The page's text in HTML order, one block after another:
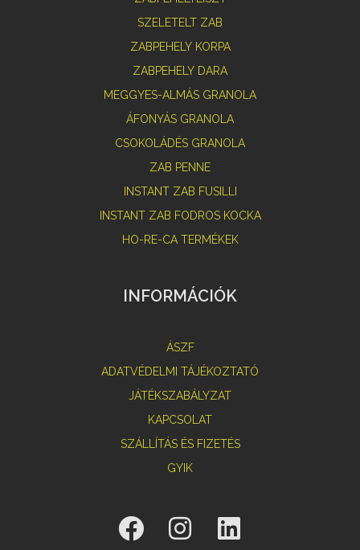
SZELETELT ZAB
ZABPEHELY KORPA
ZABPEHELY DARA
MEGGYES-ALMÁS GRANOLA
ÁFONYÁS GRANOLA
CSOKOLÁDÉS GRANOLA
ZAB PENNE
INSTANT ZAB FUSILLI
INSTANT ZAB FODROS KOCKA
HO-RE-CA TERMÉKEK
INFORMÁCIÓK
ÁSZF
ADATVÉDELMI TÁJÉKOZTATÓ
JÁTÉKSZABÁLYZAT
KAPCSOLAT
SZÁLLÍTÁS ÉS FIZETÉS
GYIK